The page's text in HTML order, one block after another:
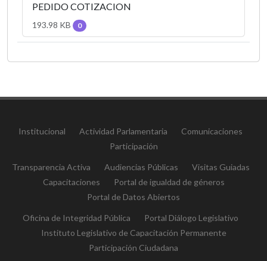
PEDIDO COTIZACION
193.98 KB 0
Institucional Actividad Parlamentaria
Comunicaciones
Participación
Transparencia Activa Audiencias Públicas
Visitas Guiadas
Capacitaciones
Portal de igualdad de géneros
Portal de Datos Abiertos
Oficina de Integridad Pública
Portal Diálogo Legislativo
Instituto Legislativo de Capacitación Permanente
Participación Ciudadana